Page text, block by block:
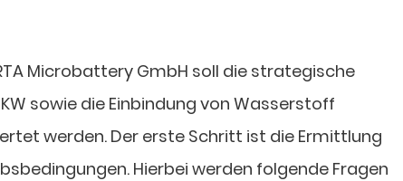
Microbattery GmbH soll die strategische
sowie die Einbindung von Wasserstoff
werden. Der erste Schritt ist die Ermittlung
Hierbei werden folgende Fragen